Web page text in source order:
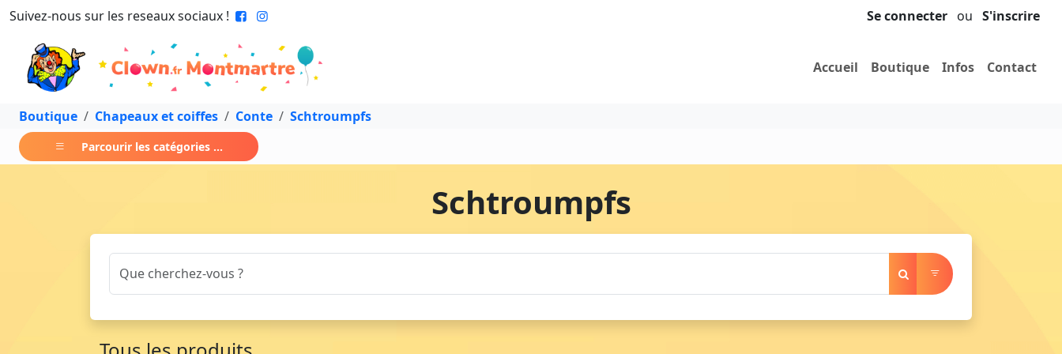
Suivez-nous sur les reseaux sociaux ! Se connecter ou S'inscrire
Accueil Boutique Infos Contact
Boutique Chapeaux et coiffes Conte Schtroumpfs
Parcourir les catégories ...
Schtroumpfs